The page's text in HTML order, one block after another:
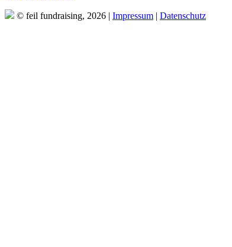
© feil fundraising, 2026 | Impressum | Datenschutz